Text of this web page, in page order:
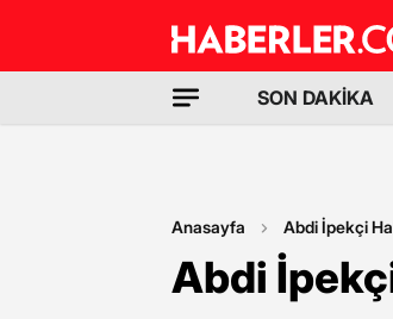
SON DAKİKA
Anasayfa Abdi İpekçi
Abdi